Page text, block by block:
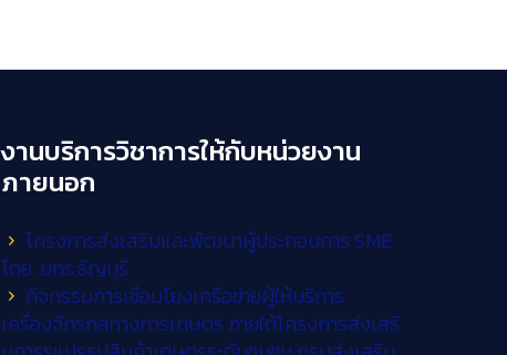
งานบริการวิชาการให้กับหน่วยงาน
ภายนอก
โครงการส่งเสริมและพัฒนาผู้ประกอบการ SME
โดย. มทร.ธัญบุรี
กิจกรรมการเชื่อมโยงเครือข่ายผู้ให้บริการ
เครื่องจักรกลทางการเกษตร ภายใต้โครงการส่งเสริ